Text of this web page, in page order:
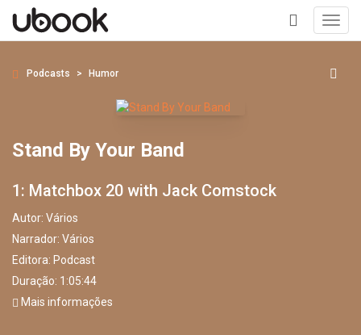
+
Podcasts Humor
Stand By Your Band
1: Matchbox 20 with Jack Comstock
Autor: Vários
Narrador: Vários
Editora: Podcast
Duração: 1:05:44
Mais informações